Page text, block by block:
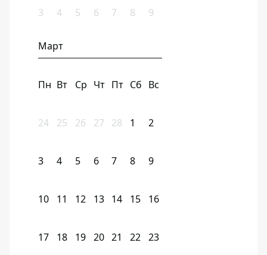
3 4 5 6 7 8 9
Март
Пн Вт Ср Чт Пт Сб Вс
24 25 26 27 28 1 2
3 4 5 6 7 8 9
10 11 12 13 14 15 16
17 18 19 20 21 22 23